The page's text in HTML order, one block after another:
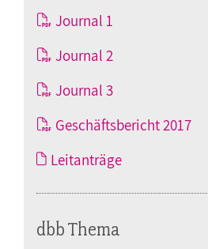
Journal 1
Journal 2
Journal 3
Geschäftsbericht 2017
Leitanträge
dbb Thema